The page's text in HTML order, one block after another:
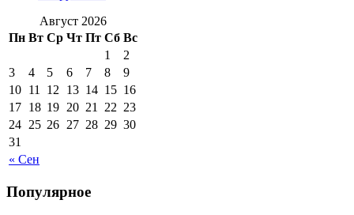
Август 2026
Пн Вт Ср Чт Пт Сб Вс
« Сен
1
2
3
4 5 6 7 8
9
10 11 12 13 14 15 16
17 18 19 20 21 22 23
24 25 26 27 28 29 30
31
Популярное